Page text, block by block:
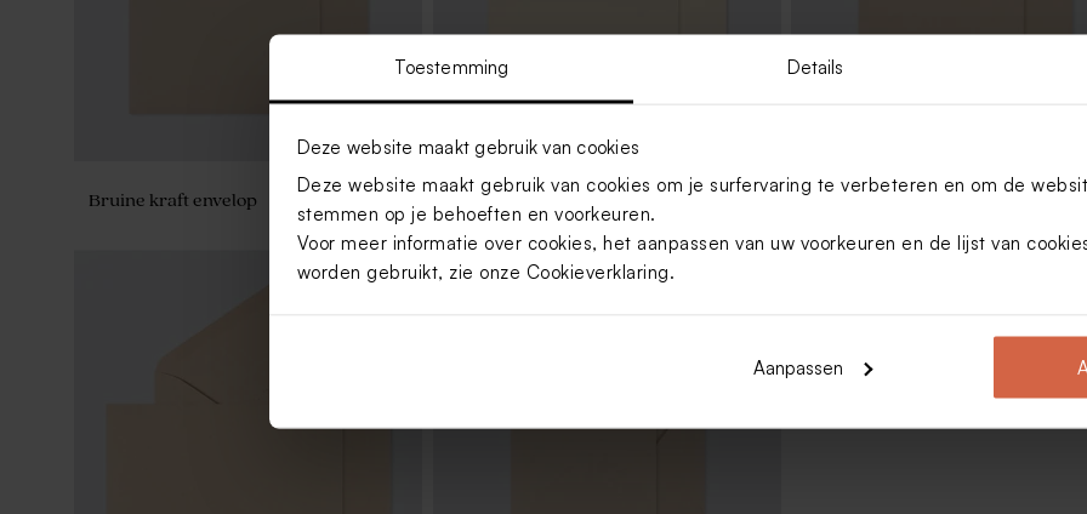
Toestemming Details
Deze website maakt gebruik van cookies
Deze website maakt gebruik van cookies om je surfervaring te verbeteren en om de
stemmen op je behoeften en voorkeuren.
Voor meer informatie over cookies, het aanpassen van uw voorkeuren en de lijst van
worden gebruikt, zie onze Cookieverklaring.
Aanpassen
Bruine kraft envelop
Crèmekleurige enveloppe met
puntklep
Kraft envelop